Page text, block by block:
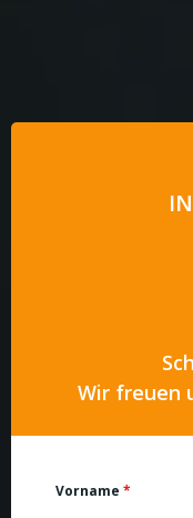
Wir freuen
Vorname *